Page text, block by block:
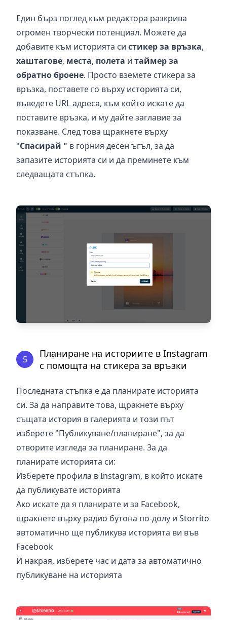
Един бърз поглед към редактора разкрива
огромен творчески потенциал. Можете да
добавите към историята си стикер за връзка,
хаштагове, места, полета и таймер за
обратно броене. Просто вземете стикера за
връзка, поставете го върху историята си,
въведете URL адреса, към който искате да
поставите връзка, и му дайте заглавие за
показване. След това щракнете върху
"Спасирай " в горния десен ъгъл, за да
запазите историята си и да преминете към
следващата стъпка.
5
Планиране на историите в Instagram
с помощта на стикера за връзки
Последната стъпка е да планирате историята
си. За да направите това, щракнете върху
същата история в галерията и този път
изберете "Публикуване/планиране", за да
отворите изгледа за планиране. За да
планирате историята си:
Изберете профила в Instagram, в който искате
да публикувате историята
Ако искате да я планирате и за Facebook,
щракнете върху радио бутона по-долу и Storrito
автоматично ще публикува историята ви във
Facebook
И накрая, изберете час и дата за автоматично
публикуване на историята